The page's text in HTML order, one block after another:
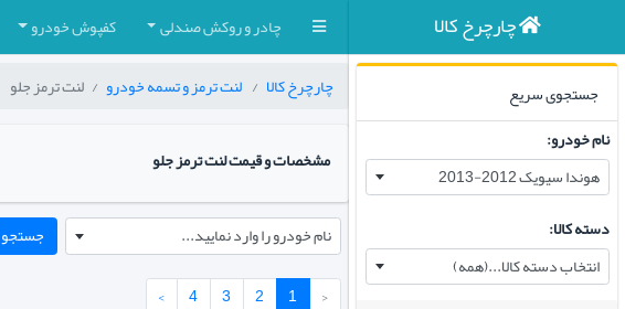
چادر و روکش صندلی کفپوش خودرو چارچرخ کالا
جستجوی سریع
نام خودرو:
هوندا سیویک 2012-2013
دسته کالا:
انتخاب دسته کالا...(همه)
چارچرخ کالا لنت ترمز و تسمه خودرو لنت ترمز جلو
مشخصات و قیمت لنت ترمز جلو
نام خودرو را وارد نمایید...
جستجو
‹
1
2
3
4
›